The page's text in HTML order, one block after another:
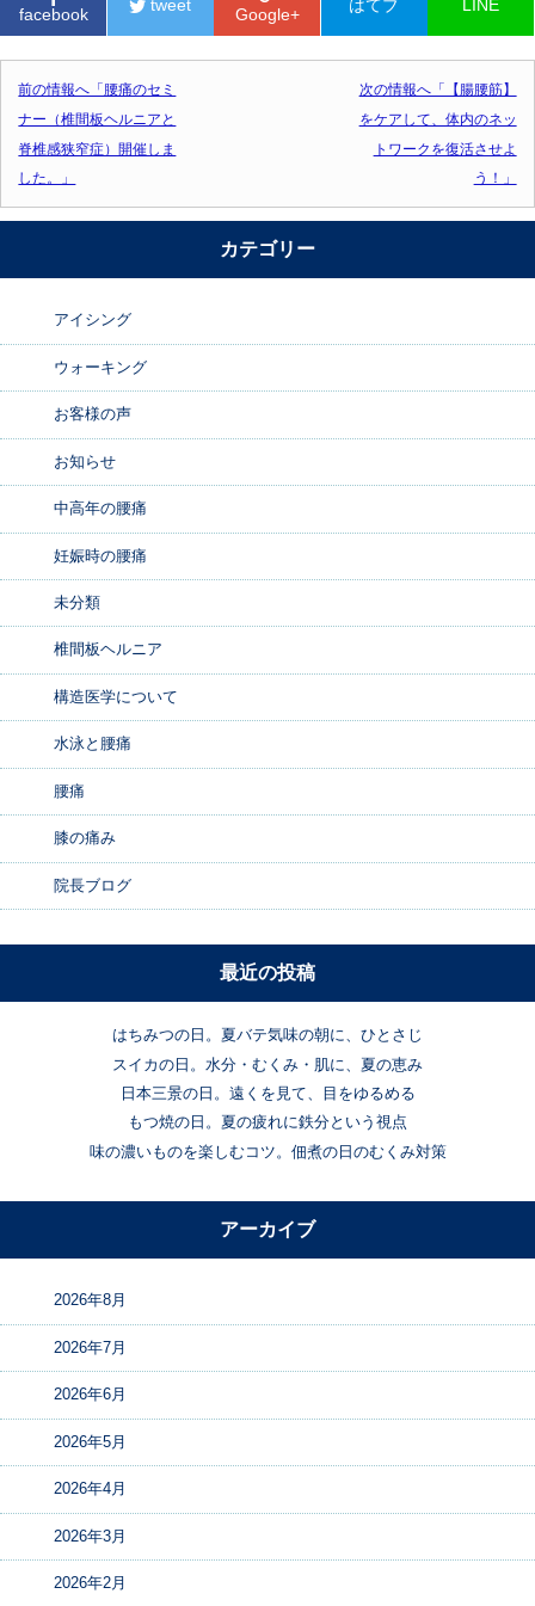
facebook
tweet
Google+
はてブ LINE
前の情報へ「腰痛のセミ
ナー（椎間板ヘルニアと
脊椎感狭窄症）開催しま
した。」
次の情報へ「【腸腰筋】
をケアして、体内のネッ
トワークを復活させよ
う！」
カテゴリー
アイシング
ウォーキング
お客様の声
お知らせ
中高年の腰痛
妊娠時の腰痛
未分類
椎間板ヘルニア
構造医学について
水泳と腰痛
腰痛
膝の痛み
院長ブログ
最近の投稿
はちみつの日。夏バテ気味の朝に、ひとさじ
スイカの日。水分・むくみ・肌に、夏の恵み
日本三景の日。遠くを見て、目をゆるめる
もつ焼の日。夏の疲れに鉄分という視点
味の濃いものを楽しむコツ。佃煮の日のむくみ対策
アーカイブ
2026年8月
2026年7月
2026年6月
2026年5月
2026年4月
2026年3月
2026年2月